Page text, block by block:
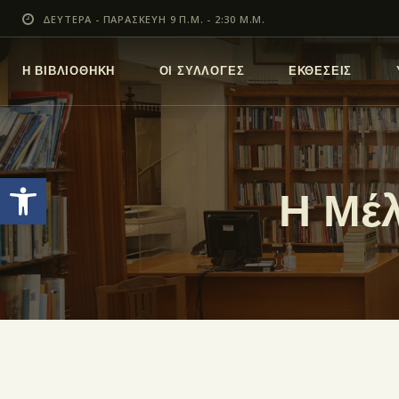
Ανοίξτε τη γραμμή εργαλείων
ΔΕΥΤΕΡΑ - ΠΑΡΑΣΚΕΥΗ 9 Π.Μ. - 2:30 Μ.Μ.
Η ΒΙΒΛΙΟΘΗΚΗ ΟΙ ΣΥΛΛΟΓΕΣ ΕΚΘΕΣΕΙΣ
Η